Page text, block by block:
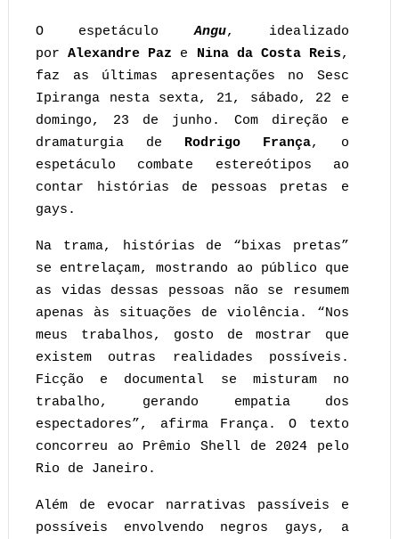
O espetáculoAngu, idealizado
porAlexandre Paz e Nina da Costa Reis,
faz as últimas apresentações no Sesc
Ipiranga nesta sexta, 21, sábado, 22 e
domingo, 23 de junho. Com direção e
dramaturgia de Rodrigo França, o
espetáculo combate estereótipos ao
contar histórias de pessoas pretas e
gays.
Na trama, histórias de “bixas pretas”
se entrelaçam, mostrando ao público que
as vidas dessas pessoas não se resumem
apenas às situações de violência. “Nos
meus trabalhos, gosto de mostrar que
existem outras realidades possíveis.
Ficção e documental se misturam no
trabalho, gerando empatia dos
espectadores”, afirma França. O texto
concorreu ao Prêmio Shell de 2024 pelo
Rio de Janeiro.
Além de evocar narrativas passíveis e
possíveis envolvendo negros gays, a